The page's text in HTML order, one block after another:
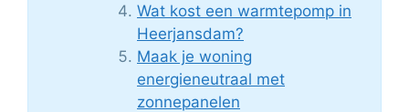
Wat kost een warmtepomp in
Heerjansdam?
Maak je woning
energieneutraal met
zonnepanelen